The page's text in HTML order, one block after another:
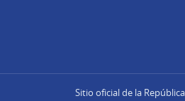
Sitio oficial de la